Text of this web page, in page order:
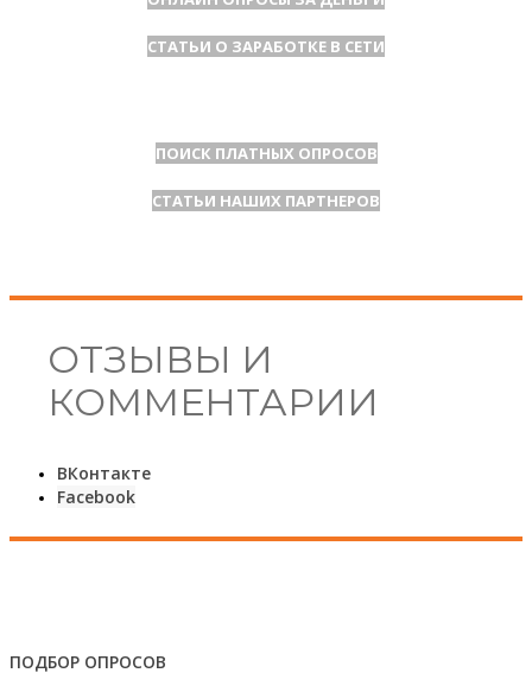
СТАТЬИ О ЗАРАБОТКЕ В СЕТИ
ПОИСК ПЛАТНЫХ ОПРОСОВ
СТАТЬИ НАШИХ ПАРТНЕРОВ
ОТЗЫВЫ И
КОММЕНТАРИИ
ВКонтакте
Facebook
ПОДБОР ОПРОСОВ